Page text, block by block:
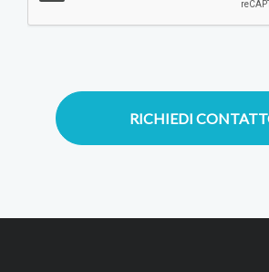
RICHIEDI